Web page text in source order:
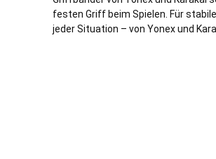
festen Griff beim Spielen. Für
jeder Situation – von Yonex und